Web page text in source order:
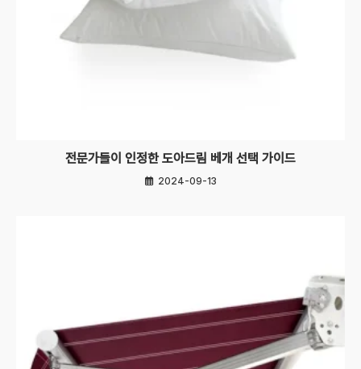
전문가들이 인정한 도아드림 베개 선택 가이드
2024-09-13